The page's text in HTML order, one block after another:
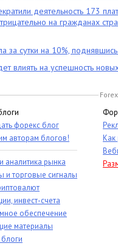
деятельность 173
на гражданах
за сутки на 10%,
влиять на успешность
форекс блог
авторам блогов!
аналитика рынка
и торговые сигналы
инвест-счета
обеспечение
материалы
Как